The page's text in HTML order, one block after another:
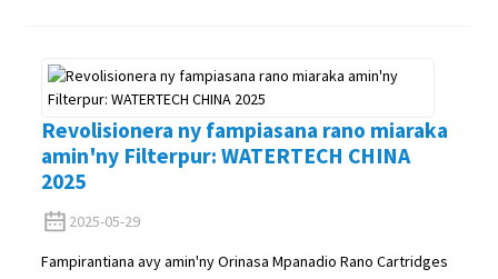
Revolisionera ny fampiasana rano miaraka
amin'ny Filterpur: WATERTECH CHINA
2025
2025-05-29
Fampirantiana avy amin'ny Orinasa Mpanadio Rano Cartridges